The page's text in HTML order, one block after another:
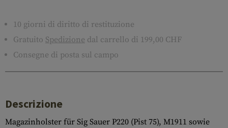
10 giorni di diritto di restituzione
Gratuito Spedizione dal carrello di 199,00 CHF
Consegne di posta sul campo
Descrizione
Magazinholster für Sig Sauer P220 (Pist 75), M1911 sowie